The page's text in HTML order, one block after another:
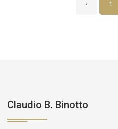
‹ 1
Claudio B. Binotto